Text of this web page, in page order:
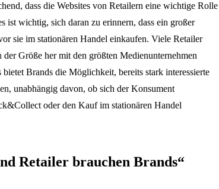
dass die Websites von Retailern eine wichtige Rolle
ist wichtig, sich daran zu erinnern, dass ein großer
sie im stationären Handel einkaufen. Viele Retailer
Größe her mit den größten Medienunternehmen
Brands die Möglichkeit, bereits stark interessierte
unabhängig davon, ob sich der Konsument
oder den Kauf im stationären Handel
Retailer brauchen Brands“